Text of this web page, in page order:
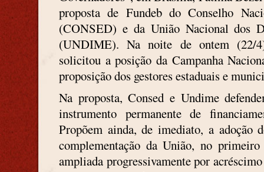
proposta de Fundeb do Conselho
(CONSED) e da União Nacional dos
(UNDIME). Na noite de ontem (22/
solicitou a posição da Campanha
proposição dos gestores estaduais e
Na proposta, Consed e Undime
instrumento permanente de
Propõem ainda, de imediato, a adoção
complementação da União, no
ampliada progressivamente por